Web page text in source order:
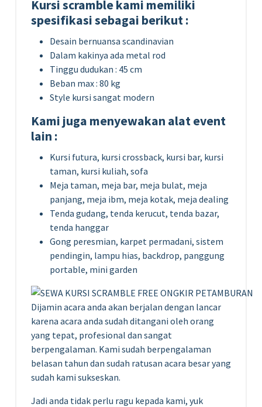
Kursi scramble kami memiliki
spesifikasi sebagai berikut :
Desain bernuansa scandinavian
Dalam kakinya ada metal rod
Tinggu dudukan : 45 cm
Beban max : 80 kg
Style kursi sangat modern
Kami juga menyewakan alat event
lain :
Kursi futura, kursi crossback, kursi bar, kursi
taman, kursi kuliah, sofa
Meja taman, meja bar, meja bulat, meja
panjang, meja ibm, meja kotak, meja dealing
Tenda gudang, tenda kerucut, tenda bazar,
tenda hanggar
Gong peresmian, karpet permadani, sistem
pendingin, lampu hias, backdrop, panggung
portable, mini garden
Dijamin acara anda akan berjalan dengan lancar
karena acara anda sudah ditangani oleh orang
yang tepat, profesional dan sangat
berpengalaman. Kami sudah berpengalaman
belasan tahun dan sudah ratusan acara besar yang
sudah kami sukseskan.
Jadi anda tidak perlu ragu kepada kami, yuk